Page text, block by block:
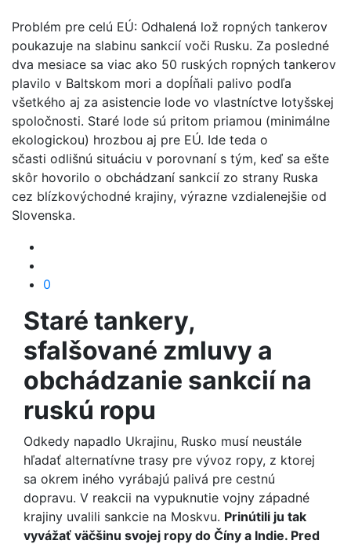
Problém pre celú EÚ: Odhalená lož ropných tankerov
poukazuje na slabinu sankcií voči Rusku. Za posledné
dva mesiace sa viac ako 50 ruských ropných tankerov
plavilo v Baltskom mori a dopĺňali palivo podľa
všetkého aj za asistencie lode vo vlastníctve lotyšskej
spoločnosti. Staré lode sú pritom priamou (minimálne
ekologickou) hrozbou aj pre EÚ. Ide teda o
sčasti odlišnú situáciu v porovnaní s tým, keď sa ešte
skôr hovorilo o obchádzaní sankcií zo strany Ruska
cez blízkovýchodné krajiny, výrazne vzdialenejšie od
Slovenska.
0
Staré tankery,
sfalšované zmluvy a
obchádzanie sankcií na
ruskú ropu
Odkedy napadlo Ukrajinu, Rusko musí neustále
hľadať alternatívne trasy pre vývoz ropy, z ktorej
sa okrem iného vyrábajú palivá pre cestnú
dopravu. V reakcii na vypuknutie vojny západné
krajiny uvalili sankcie na Moskvu. Prinútili ju tak
vyvážať väčšinu svojej ropy do Číny a Indie. Pred